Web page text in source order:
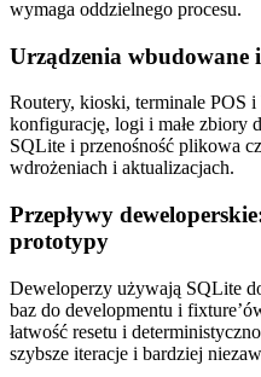
wymaga oddzielnego procesu.
Urządzenia wbudowane
Routery, kioski, terminale POS
konfigurację, logi i małe zbiory
SQLite i przenośność plikowa
wdrożeniach i aktualizacjach.
Przepływy
prototypy
Deweloperzy używają SQLite
baz do developmentu i
łatwość resetu i
szybsze iteracje i bardziej